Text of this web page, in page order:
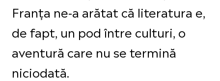
Franța ne-a arătat că literatura e,
de fapt, un pod între culturi, o
aventură care nu se termină
niciodată.